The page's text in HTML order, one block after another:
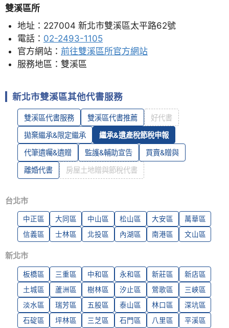
雙溪區所
地址：227004 新北市雙溪區太平路62號
電話： 02-2493-1105
官方網站： 前往雙溪區所官方網站
服務地區：雙溪區
新北市雙溪區其他代書服務
雙溪區代書服務 雙溪區代書推薦 好代書
拋棄繼承&限定繼承 繼承&遺產稅節稅申報
代筆遺囑&遺贈 監護&輔助宣告 買賣&贈與
離婚代書 房屋土地贈與節稅代書
台北市
中正區 大同區 中山區 松山區 大安區
萬華區
信義區
士林區 北投區 內湖區 南港區 文山區
新北市
板橋區 三重區 中和區 永和區 新莊區
新店區
土城區
蘆洲區 樹林區 汐止區 鶯歌區
三峽區
淡水區
瑞芳區 五股區 泰山區 林口區
深坑區
石碇區
坪林區 三芝區 石門區 八里區
平溪區